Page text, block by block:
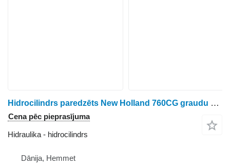
Hidrocilindrs paredzēts New Holland 760CG graudu hedera
Cena pēc pieprasījuma
Hidraulika - hidrocilindrs
Dānija, Hemmet